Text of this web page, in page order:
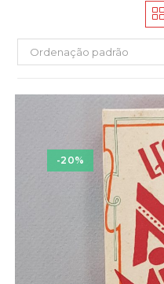
Ordenação padrão
-20%